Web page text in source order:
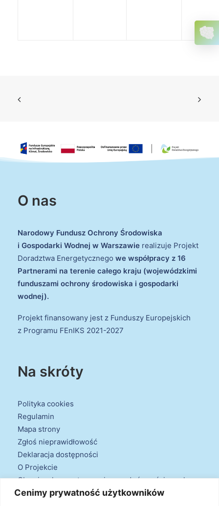
Cenimy prywatność użytkowników
O nas
Narodowy Fundusz Ochrony Środowiska
i Gospodarki Wodnej w Warszawie realizuje Projekt
Doradztwa Energetycznego we współpracy z 16
Partnerami na terenie całego kraju (wojewódzkimi
funduszami ochrony środowiska i gospodarki
wodnej).
Projekt finansowany jest z Funduszy Europejskich
z Programu FEnIKS 2021-2027
Na skróty
Polityka cookies
Regulamin
Mapa strony
Zgłoś nieprawidłowość
Deklaracja dostępności
O Projekcie
Obowiązek przestrzegania zasad równościowych
oraz warunków podstawowych